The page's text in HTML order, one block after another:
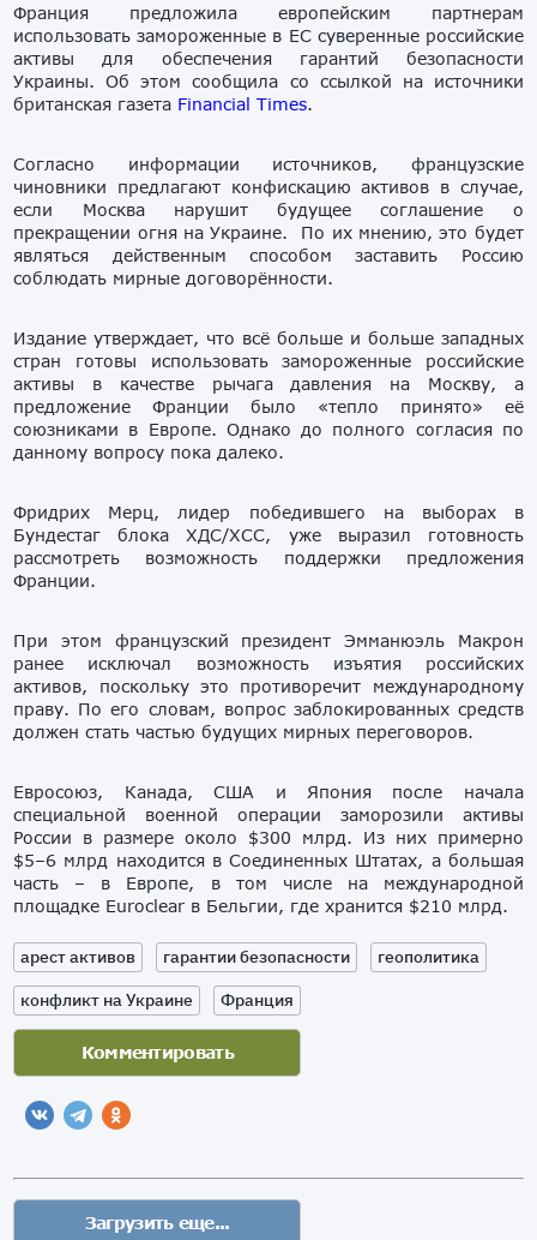
Франция предложила европейским партнерам
использовать замороженные в ЕС суверенные российские
активы для обеспечения гарантий безопасности
Украины. Об этом сообщила со ссылкой на источники
британская газета Financial Times.
Согласно информации источников, французские
чиновники предлагают конфискацию активов в случае,
если Москва нарушит будущее соглашение о
прекращении огня на Украине. По их мнению, это будет
являться действенным способом заставить Россию
соблюдать мирные договорённости.
Издание утверждает, что всё больше и больше западных
стран готовы использовать замороженные российские
активы в качестве рычага давления на Москву, а
предложение Франции было «тепло принято» её
союзниками в Европе. Однако до полного согласия по
данному вопросу пока далеко.
Фридрих Мерц, лидер победившего на выборах в
Бундестаг блока ХДС/ХСС, уже выразил готовность
рассмотреть возможность поддержки предложения
Франции.
При этом французский президент Эмманюэль Макрон
ранее исключал возможность изъятия российских
активов, поскольку это противоречит международному
праву. По его словам, вопрос заблокированных средств
должен стать частью будущих мирных переговоров.
Евросоюз, Канада, США и Япония после начала
специальной военной операции заморозили активы
России в размере около $300 млрд. Из них примерно
$5–6 млрд находится в Соединенных Штатах, а большая
часть – в Европе, в том числе на международной
площадке Euroclear в Бельгии, где хранится $210 млрд.
арест активов гарантии безопасности
геополитика
конфликт на Украине
Франция